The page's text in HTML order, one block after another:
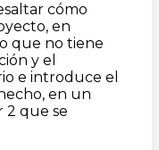
cómo
en
que no tiene
y el
e introduce el
en un
2 que se